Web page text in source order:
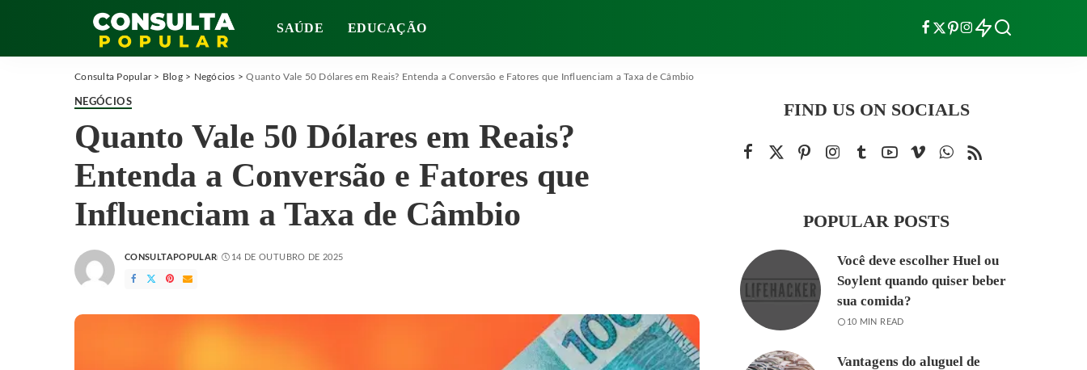
SAÚDE EDUCAÇÃO
Consulta Popular> Blog> Negócios >Quanto Vale 50 Dólares em Reais? Entenda a Conversão e Fatores que Influenciam a Taxa de Câmbio
NEGÓCIOS
Quanto Vale 50 Dólares em Reais?
Entenda a Conversão e Fatores que
Influenciam a Taxa de Câmbio
BY
CONSULTAPOPULAR 14 DE OUTUBRO DE 2025
FIND US ON SOCIALS
POPULAR POSTS
Você deve escolher Huel ou
Soylent quando quiser beber
sua comida?
10 MIN READ
Vantagens do aluguel de